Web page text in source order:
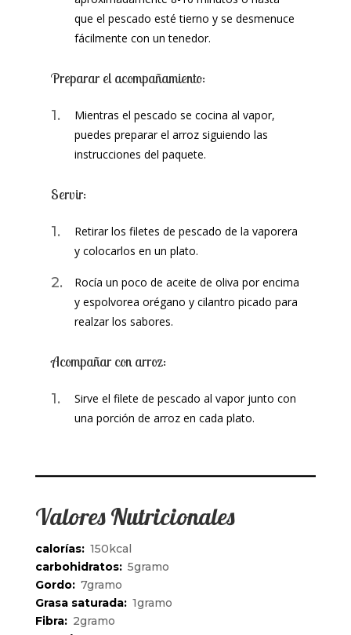
que el pescado esté tierno y se desmenuce
fácilmente con un tenedor.
Preparar el acompañamiento:
Mientras el pescado se cocina al vapor,
puedes preparar el arroz siguiendo las
instrucciones del paquete.
Servir:
Retirar los filetes de pescado de la vaporera
y colocarlos en un plato.
Rocía un poco de aceite de oliva por encima
y espolvorea orégano y cilantro picado para
realzar los sabores.
Acompañar con arroz:
Sirve el filete de pescado al vapor junto con
una porción de arroz en cada plato.
Valores Nutricionales
calorías: 150kcal
carbohidratos: 5gramo
Gordo: 7gramo
Grasa saturada: 1gramo
Fibra: 2gramo